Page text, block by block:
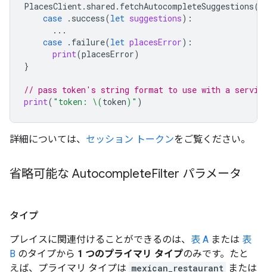
PlacesClient. shared . fetchAutocompleteSuggestions(
case . success(let suggestions):
...
case . failure(let placesError):
print(placesError)
}
// pass token's string format to use with a
print( "token: \(token) " )
詳細については、 セッション トークンをご覧ください。
省略可能な AutocompleteFilter パラメータ
タイプ
プレイスに関連付けることができるのは、 表 A または 表
B のタイプから 1 つのプライマリ タイプのみです。たと
えば、プライマリ タイプは mexican_restaurant または